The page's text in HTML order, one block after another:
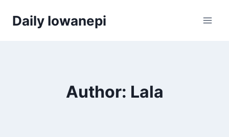
Daily Iowanepi
Author: Lala